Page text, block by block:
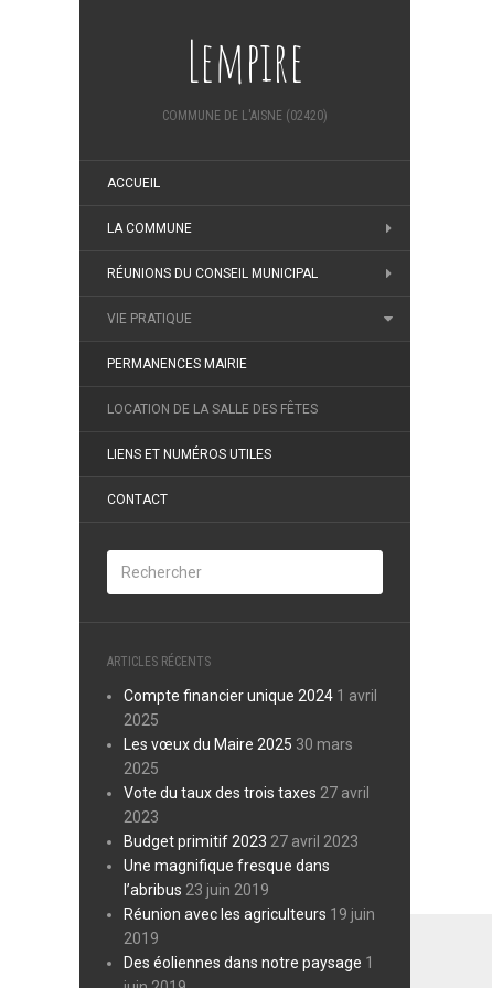
Lempire
COMMUNE DE L'AISNE (02420)
ACCUEIL
LA COMMUNE
RÉUNIONS DU CONSEIL MUNICIPAL
VIE PRATIQUE
PERMANENCES MAIRIE
LOCATION DE LA SALLE DES FÊTES
LIENS ET NUMÉROS UTILES
CONTACT
ARTICLES RÉCENTS
Compte financier unique 2024 1 avril
2025
Les vœux du Maire 2025 30 mars
2025
Vote du taux des trois taxes 27 avril
2023
Budget primitif 2023 27 avril 2023
Une magnifique fresque dans
l’abribus 23 juin 2019
Réunion avec les agriculteurs 19 juin
2019
Des éoliennes dans notre paysage 1